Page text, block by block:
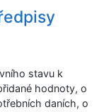
stavu k
hodnoty, o
daních, o